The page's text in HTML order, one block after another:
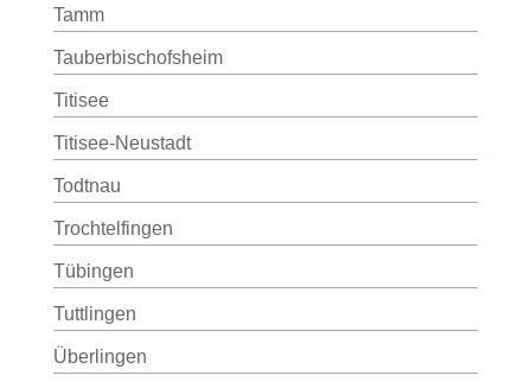
Tamm
Tauberbischofsheim
Titisee
Titisee-Neustadt
Todtnau
Trochtelfingen
Tübingen
Tuttlingen
Überlingen